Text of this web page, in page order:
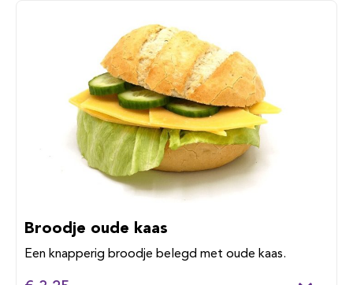
Broodje oude kaas
Een knapperig broodje belegd met oude kaas.